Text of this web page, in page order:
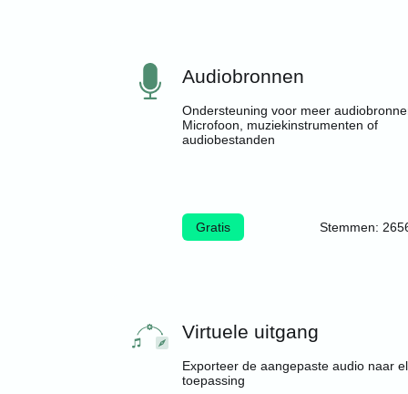
Audiobronnen
Ondersteuning voor meer
Microfoon, muziekinstrumenten of
audiobestanden
Gratis Stemmen:
Virtuele uitgang
Exporteer de aangepaste audio naar
toepassing